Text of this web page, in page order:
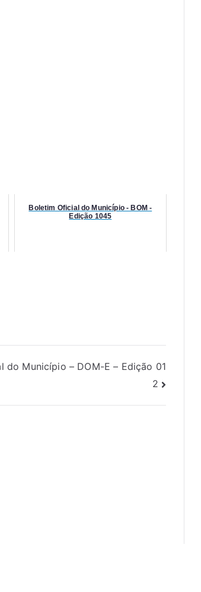
Boletim Oficial do Município - BOM -
Edição 1045
do Município – DOM-E – Edição 01
2